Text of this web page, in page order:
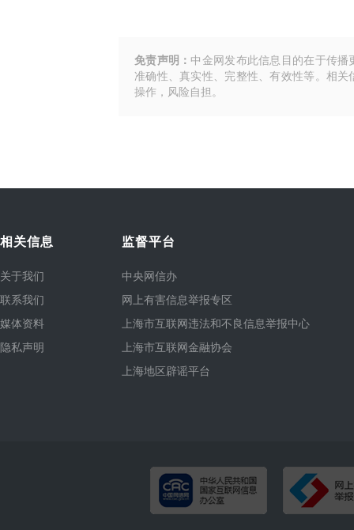
免责声明： 中金网发布此信息目的在于传
准确性、真实性、完整性、有效性等。相
操作，风险自担。
相关信息
关于我们
联系我们
媒体资料
隐私声明
监督平台
中央网信办
网上有害信息举报专区
上海市互联网违法和不良信息举报中心
上海市互联网金融协会
上海地区辟谣平台